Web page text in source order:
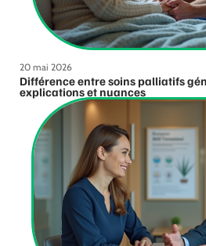
20 mai 2026
Différence entre soins palliatifs
explications et nuances